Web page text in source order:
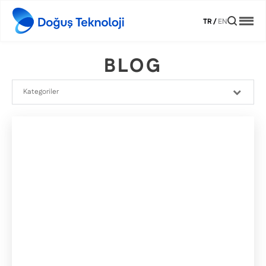
TR/EN
BLOG